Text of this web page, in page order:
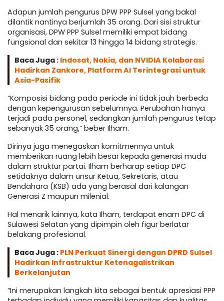
Adapun jumlah pengurus DPW PPP Sulsel yang bakal
dilantik nantinya berjumlah 35 orang. Dari sisi struktur
organisasi, DPW PPP Sulsel memiliki empat bidang
fungsional dan sekitar 13 hingga 14 bidang strategis.
Baca Juga : Indosat, Nokia, dan NVIDIA Kolaborasi
Hadirkan Zankore, Platform AI Terintegrasi untuk
Asia-Pasifik
“Komposisi bidang pada periode ini tidak jauh berbeda
dengan kepengurusan sebelumnya. Perubahan hanya
terjadi pada personel, sedangkan jumlah pengurus tetap
sebanyak 35 orang,” beber Ilham.
Dirinya juga menegaskan komitmennya untuk
memberikan ruang lebih besar kepada generasi muda
dalam struktur partai. Ilham berharap setiap DPC
setidaknya dalam unsur Ketua, Sekretaris, atau
Bendahara (KSB) ada yang berasal dari kalangan
Generasi Z maupun milenial.
Hal menarik lainnya, kata Ilham, terdapat enam DPC di
Sulawesi Selatan yang dipimpin oleh figur berlatar
belakang profesional.
Baca Juga : PLN Perkuat Sinergi dengan DPRD Sulsel
Hadirkan Infrastruktur Ketenagalistrikan
Berkelanjutan
“Ini merupakan langkah kita sebagai bentuk apresiasi PPP